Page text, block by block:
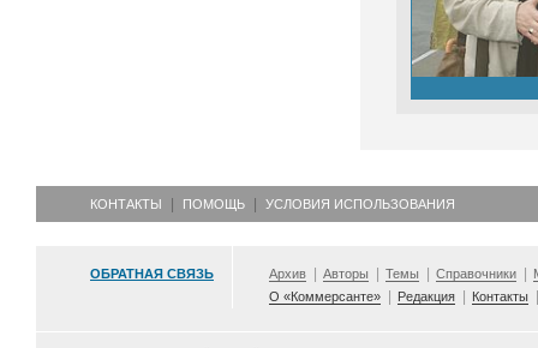
КОНТАКТЫ ПОМОЩЬ УСЛОВИЯ ИСПОЛЬЗОВАНИЯ
ОБРАТНАЯ СВЯЗЬ Архив Авторы Темы Справочники
О «Коммерсанте»
Редакция Контакты